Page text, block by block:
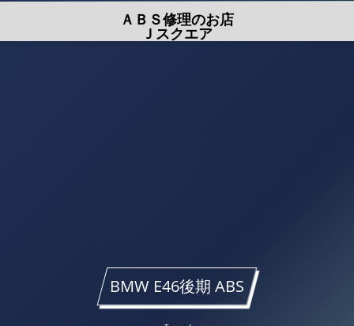
ＡＢＳ修理のお店
Ｊスクエア
BMW E46後期 ABS